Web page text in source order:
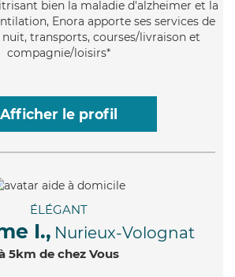
bien la maladie d'alzheimer et la
Enora apporte ses services de
transports, courses/livraison et
compagnie/loisirs*
Afficher le profil
ÉLÉGANT
I., Nurieux-Volognat
5km de chez Vous